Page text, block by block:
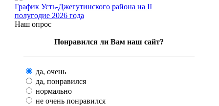
График Усть-Джегутинского района на II
полугодие 2026 года
Наш опрос
Понравился ли Вам наш сайт?
да, очень
да, понравился
нормально
не очень понравился